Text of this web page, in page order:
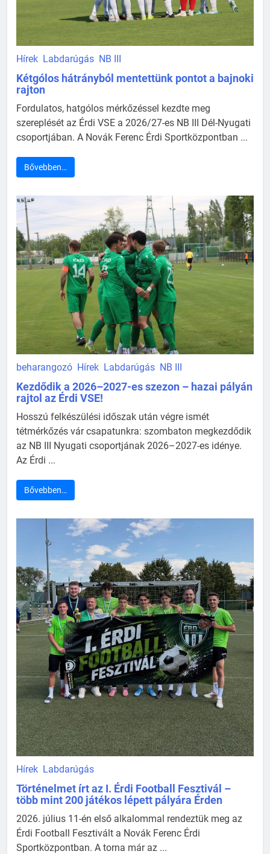
Hírek Labdarúgás NB III
Kétgólos hátrányból mentettünk pontot a bajnoki
rajton
Fordulatos, hatgólos mérkőzéssel kezdte meg
szereplését az Érdi VSE a 2026/27-es NB III Dél-Nyugati
csoportjában. A Novák Ferenc Érdi Sportközpontban ...
Bővebben…
beharangozó Hírek Labdarúgás NB III
Kezdődik a 2026–2027-es szezon – hazai pályán
rajtol az Érdi VSE!
Hosszú felkészülési időszak után végre ismét
tétmérkőzés vár csapatunkra: szombaton megkezdődik
az NB III Nyugati csoportjának 2026–2027-es idénye.
Az Érdi ...
Bővebben…
Hírek Labdarúgás
Történelmet írt az I. Érdi Football Fesztivál –
több mint 200 játékos lépett pályára Érden
2026. július 11-én első alkalommal rendeztük meg az
Érdi Football Fesztivált a Novák Ferenc Érdi
Sportközpontban. A torna már az ...